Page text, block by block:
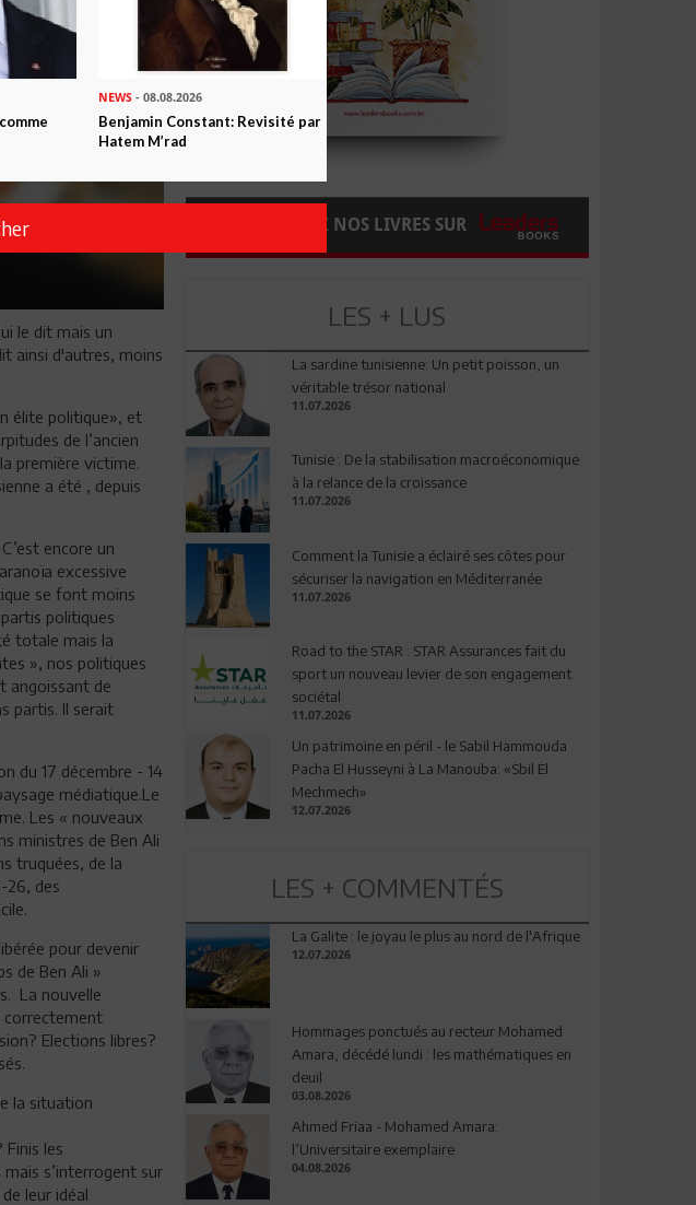
le dit mais un
ainsi d'autres, moins
élite politique», et
de l’ancien
première victime.
a été , depuis
encore un
excessive
se font moins
politiques
totale mais la
», nos politiques
angoissant de
partis. Il serait
du 17 décembre - 14
médiatique.Le
Les « nouveaux
ministres de Ben Ali
truquées, de la
26, des
pour devenir
de Ben Ali »
La nouvelle
correctement
Elections libres?
la situation
Finis les
s’interrogent sur
leur idéal
COMMANDEZ NOS LIVRES SUR
LES + LUS
La sardine tunisienne: Un petit poisson, un
véritable trésor national
11.07.2026
Tunisie : De la stabilisation macroéconomique
à la relance de la croissance
11.07.2026
Comment la Tunisie a éclairé ses côtes pour
sécuriser la navigation en Méditerranée
11.07.2026
Road to the STAR : STAR Assurances fait du
sport un nouveau levier de son engagement
sociétal
11.07.2026
Un patrimoine en péril - le Sabil Hammouda
Pacha El Husseyni à La Manouba: «Sbil El
Mechmech»
12.07.2026
LES + COMMENTÉS
La Galite : le joyau le plus au nord de l'Afrique
12.07.2026
Hommages ponctués au recteur Mohamed
Amara, décédé lundi : les mathématiques en
deuil
03.08.2026
Ahmed Friaa - Mohamed Amara:
l’Universitaire exemplaire
04.08.2026
NEWS- 08.08.2026
Benjamin Constant: Revisité par
Hatem M’rad